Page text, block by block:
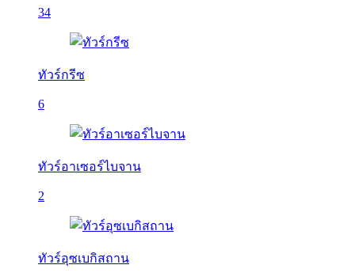
34
ทัวร์กรีซ
6
ทัวร์อาเซอร์ไบจาน
2
ทัวร์อุซเบกิสถาน